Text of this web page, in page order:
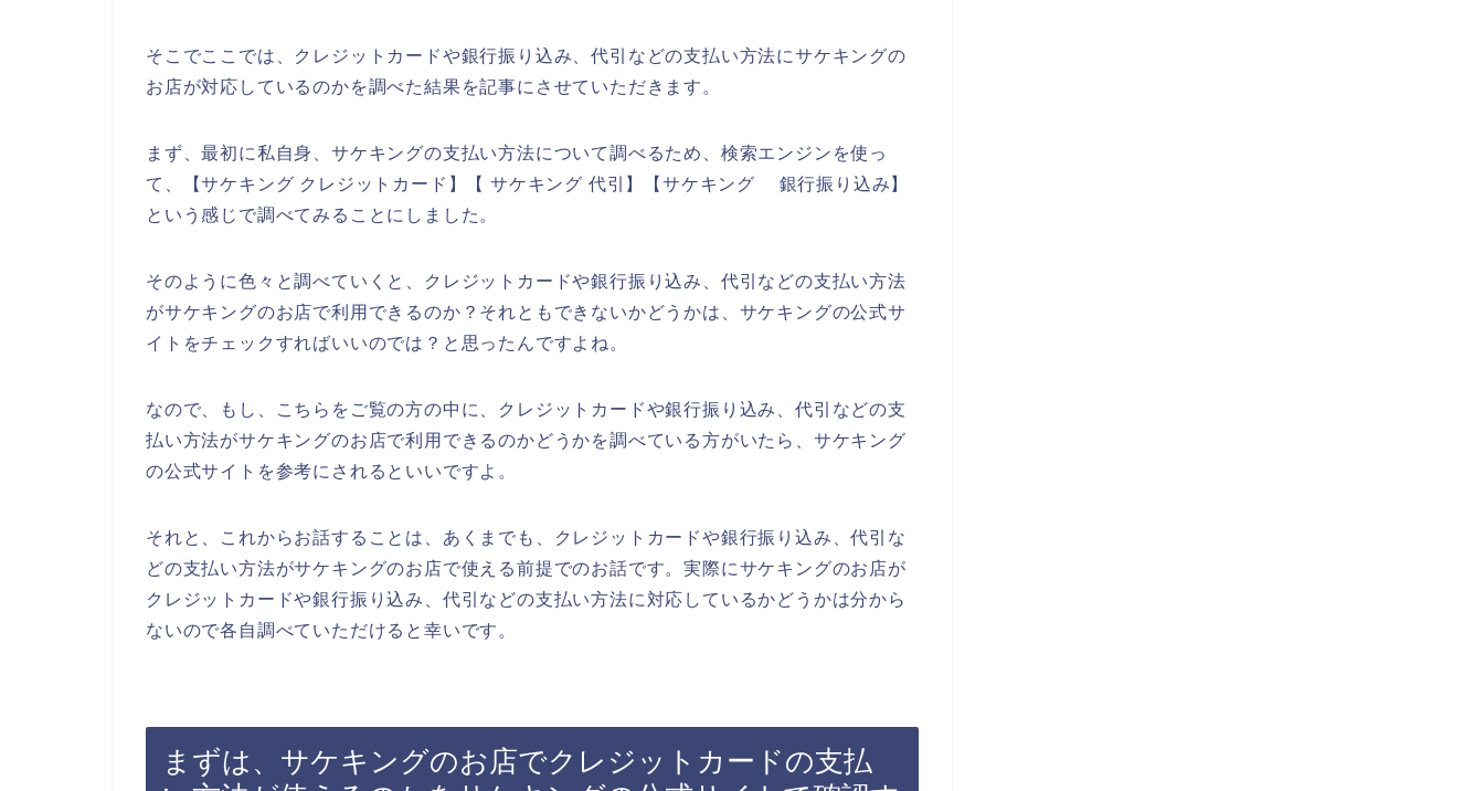
そこでここでは、クレジットカードや銀行振り込み、代引などの支払い方法にサケキングの
お店が対応しているのかを調べた結果を記事にさせていただきます。
まず、最初に私自身、サケキングの支払い方法について調べるため、検索エンジンを使っ
て、【サケキング クレジットカード】【 サケキング 代引】【サケキング 銀行振り込み】
という感じで調べてみることにしました。
そのように色々と調べていくと、クレジットカードや銀行振り込み、代引などの支払い方法
がサケキングのお店で利用できるのか？それともできないかどうかは、サケキングの公式サ
イトをチェックすればいいのでは？と思ったんですよね。
なので、もし、こちらをご覧の方の中に、クレジットカードや銀行振り込み、代引などの支
払い方法がサケキングのお店で利用できるのかどうかを調べている方がいたら、サケキング
の公式サイトを参考にされるといいですよ。
それと、これからお話することは、あくまでも、クレジットカードや銀行振り込み、代引な
どの支払い方法がサケキングのお店で使える前提でのお話です。実際にサケキングのお店が
クレジットカードや銀行振り込み、代引などの支払い方法に対応しているかどうかは分から
ないので各自調べていただけると幸いです。
まずは、サケキングのお店でクレジットカードの支払